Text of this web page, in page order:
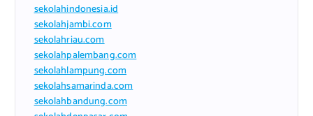
sekolahindonesia.id
sekolahjambi.com
sekolahriau.com
sekolahpalembang.com
sekolahlampung.com
sekolahsamarinda.com
sekolahbandung.com